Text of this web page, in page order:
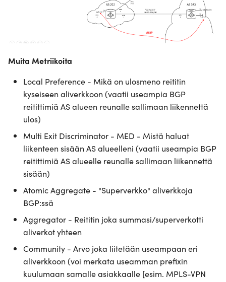
Muita Metriikoita
Local Preference - Mikä on ulosmeno reititin
kyseiseen aliverkkoon (vaatii useampia BGP
reitittimiä AS alueen reunalle sallimaan liikennettä
ulos)
Multi Exit Discriminator - MED - Mistä haluat
liikenteen sisään AS alueelleni (vaatii useampia BGP
reitittimiä AS alueelle reunalle sallimaan liikennettä
sisään)
Atomic Aggregate - "Superverkko" aliverkkoja
BGP:ssä
Aggregator - Reititin joka summasi/superverkotti
aliverkot yhteen
Community - Arvo joka liitetään useampaan eri
aliverkkoon (voi merkata useamman prefixin
kuulumaan samalle asiakkaalle [esim. MPLS-VPN